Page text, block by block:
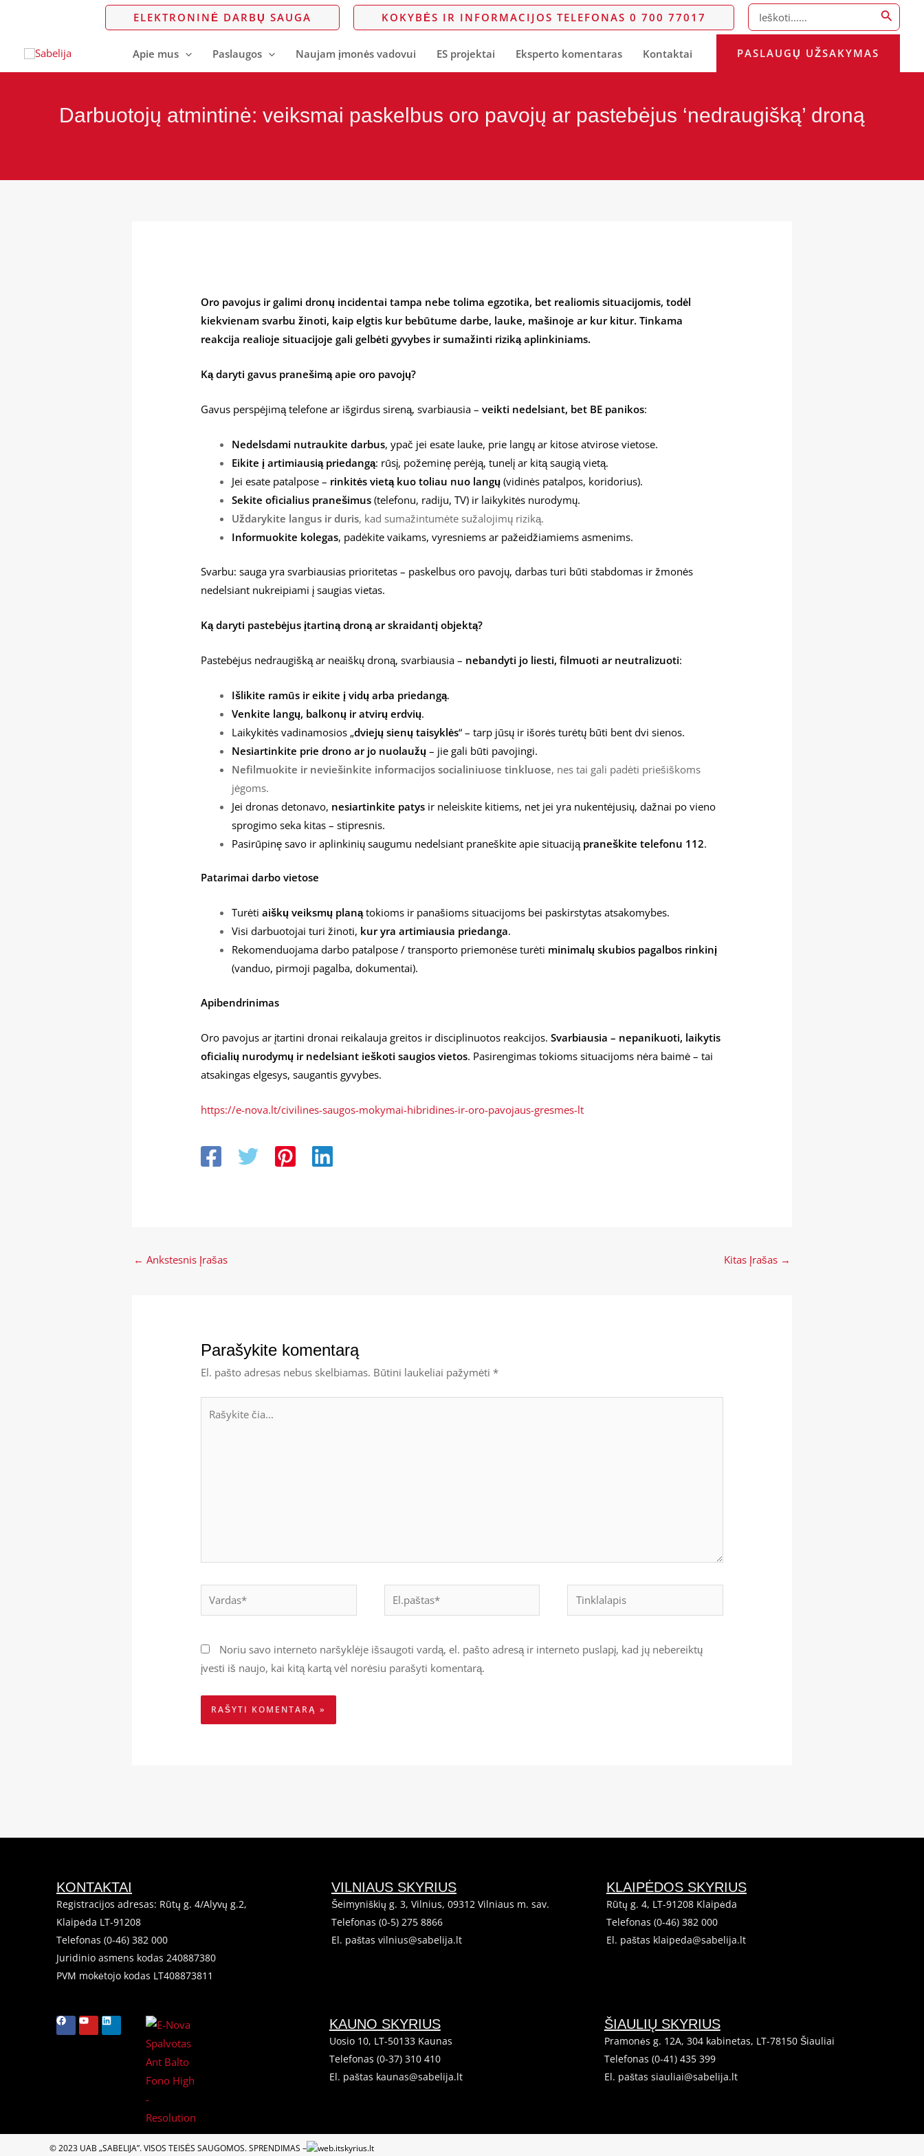
turinio
ELEKTRONINĖ DARBŲ SAUGA KOKYBĖS IR INFORMACIJOS TELEFONAS 0 700 77017
Search
for:
Apie mus Paslaugos Naujam įmonės vadovui ES projektai Eksperto komentaras Kontaktai PASLAUGŲ UŽSAKYMAS
Darbuotojų atmintinė: veiksmai paskelbus oro pavojų ar pastebėjus ‘nedraugišką’ droną
Oro pavojus ir galimi dronų incidentai tampa nebe tolima egzotika, bet realiomis situacijomis, todėl
kiekvienam svarbu žinoti, kaip elgtis kur bebūtume darbe, lauke, mašinoje ar kur kitur. Tinkama
reakcija realioje situacijoje gali gelbėti gyvybes ir sumažinti riziką aplinkiniams.
Ką daryti gavus pranešimą apie oro pavojų?
Gavus perspėjimą telefone ar išgirdus sireną, svarbiausia –veikti nedelsiant, bet BE panikos:
Nedelsdami nutraukite darbus, ypač jei esate lauke, prie langų ar kitose atvirose vietose.
Eikite į artimiausią priedangą: rūsį, požeminę perėją, tunelį ar kitą saugią vietą.
Jei esate patalpose – rinkitės vietą kuo toliau nuo langų (vidinės patalpos, koridorius).
Sekite oficialius pranešimus (telefonu, radiju, TV) ir laikykitės nurodymų.
Uždarykite langus ir duris, kad sumažintumėte sužalojimų riziką.
Informuokite kolegas, padėkite vaikams, vyresniems ar pažeidžiamiems asmenims.
Svarbu: sauga yra svarbiausias prioritetas – paskelbus oro pavojų, darbas turi būti stabdomas ir žmonės
nedelsiant nukreipiami į saugias vietas.
Ką daryti pastebėjus įtartiną droną ar skraidantį objektą?
Pastebėjus nedraugišką ar neaiškų droną, svarbiausia – nebandyti jo liesti, filmuoti ar neutralizuoti:
Išlikite ramūs ir eikite į vidų arba priedangą.
Venkite langų, balkonų ir atvirų erdvių.
Laikykitės vadinamosios „dviejų sienų taisyklės“ – tarp jūsų ir išorės turėtų būti bent dvi sienos.
Nesiartinkite prie drono ar jo nuolaužų – jie gali būti pavojingi.
Nefilmuokite ir neviešinkite informacijos socialiniuose tinkluose, nes tai gali padėti priešiškoms
jėgoms.
Jei dronas detonavo, nesiartinkite patys ir neleiskite kitiems, net jei yra nukentėjusių, dažnai po vieno
sprogimo seka kitas – stipresnis.
Pasirūpinę savo ir aplinkinių saugumu nedelsiant praneškite apie situaciją praneškite telefonu 112.
Patarimai darbo vietose
Turėtiaiškų veiksmų planątokioms ir panašioms situacijoms bei paskirstytas atsakomybes.
Visi darbuotojai turi žinoti, kur yra artimiausia priedanga.
Rekomenduojama darbo patalpose / transporto priemonėse turėti minimalų skubios pagalbos rinkinį
(vanduo, pirmoji pagalba, dokumentai).
Apibendrinimas
Oro pavojus ar įtartini dronai reikalauja greitos ir disciplinuotos reakcijos.Svarbiausia – nepanikuoti, laikytis
oficialių nurodymų ir nedelsiant ieškoti saugios vietos. Pasirengimas tokioms situacijoms nėra baimė – tai
atsakingas elgesys, saugantis gyvybes.
https://e-nova.lt/civilines-saugos-mokymai-hibridines-ir-oro-pavojaus-gresmes-lt
Post
navigation
← Ankstesnis Įrašas Kitas Įrašas →
Parašykite komentarą
El. pašto adresas nebus skelbiamas. Būtini laukeliai pažymėti*
Vardas* El.paštas* Tinklalapis
Noriu savo interneto naršyklėje išsaugoti vardą, el. pašto adresą ir interneto puslapį, kad jų nebereiktų
įvesti iš naujo, kai kitą kartą vėl norėsiu parašyti komentarą.
KONTAKTAI
Registracijos adresas: Rūtų g. 4/Alyvų g.2,
Klaipėda LT-91208
Telefonas (0-46) 382 000
Juridinio asmens kodas 240887380
PVM mokėtojo kodas LT408873811
VILNIAUS SKYRIUS
Šeimyniškių g. 3, Vilnius, 09312 Vilniaus m. sav.
Telefonas (0-5) 275 8866
El. paštas vilnius@sabelija.lt
KLAIPĖDOS SKYRIUS
Rūtų g. 4, LT-91208 Klaipėda
Telefonas (0-46) 382 000
El. paštas klaipeda@sabelija.lt
F
c
Y
u
L
n
KAUNO SKYRIUS
Uosio 10, LT-50133 Kaunas
Telefonas (0-37) 310 410
El. paštas kaunas@sabelija.lt
ŠIAULIŲ SKYRIUS
Pramonės g. 12A, 304 kabinetas, LT-78150 Šiauliai
Telefonas (0-41) 435 399
El. paštas siauliai@sabelija.lt
© 2023 UAB „SABELIJA”. VISOS TEISĖS SAUGOMOS. SPRENDIMAS –